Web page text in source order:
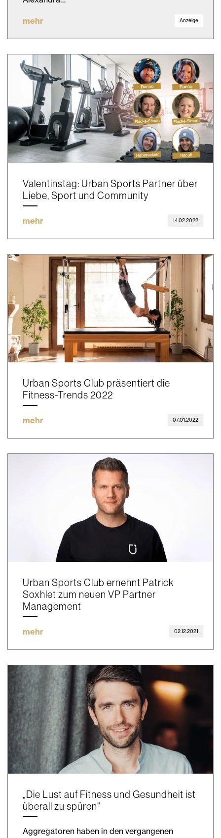
mehr Anzeige
Valentinstag: Urban Sports Partner über
Liebe, Sport und Community
mehr 14.02.2022
Urban Sports Club präsentiert die
Fitness-Trends 2022
mehr 07.01.2022
Urban Sports Club ernennt Patrick
Soxhlet zum neuen VP Partner
Management
mehr 02.12.2021
„Die Lust auf Fitness und Gesundheit ist
überall zu spüren“
Aggregatoren haben in den vergangenen